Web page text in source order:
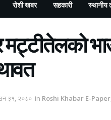
रोशी खबर सहकारी स्थानीय
३१, २०८० in Roshi Khabar E-Paper